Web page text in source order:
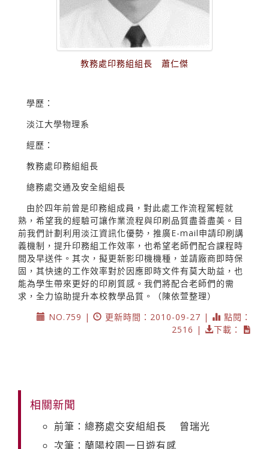
教務處印務組組長 蕭仁傑
學歷：
淡江大學物理系
經歷：
教務處印務組組長
總務處交通及安全組組長
由於四年前曾是印務組成員，對此處工作流程駕輕就
熟，希望我的經驗可讓作業流程與印刷品質盡善盡美。目
前我們計劃利用淡江資訊化優勢，推廣E-mail申請印刷講
義機制，提升印務組工作效率，也希望老師們配合課程時
間及早送件。其次，擬更新影印機機種，並請廠商即時保
固，其快速的工作效率對於因應即時文件有莫大助益，也
能為學生帶來更好的印刷質感。我們將配合老師們的需
求，全力協助提升本校教學品質。（陳依萱整理）
NO.759 |
更新時間：2010-09-27 |
點閱：
2516 |
下載：
相關新聞
前筆：總務處交安組組長 曾瑞光
次筆：蘭陽校園一日遊有感